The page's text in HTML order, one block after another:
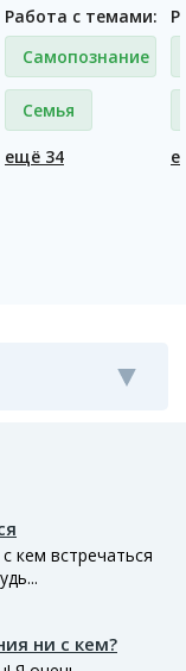
Работа с темами:
Самопознание
Семья
ещё 34
кем встречаться
ни с кем?